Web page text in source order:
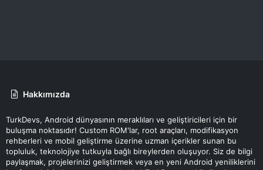
Hakkımızda
TurkDevs, Android dünyasının meraklıları ve geliştiricileri için bir
buluşma noktasıdır! Custom ROM'lar, root araçları, modifikasyon
rehberleri ve mobil geliştirme üzerine uzman içerikler sunan bu
topluluk, teknolojiye tutkuyla bağlı bireylerden oluşuyor. Siz de bilgi
paylaşmak, projelerinizi geliştirmek veya en yeni Android yeniliklerini